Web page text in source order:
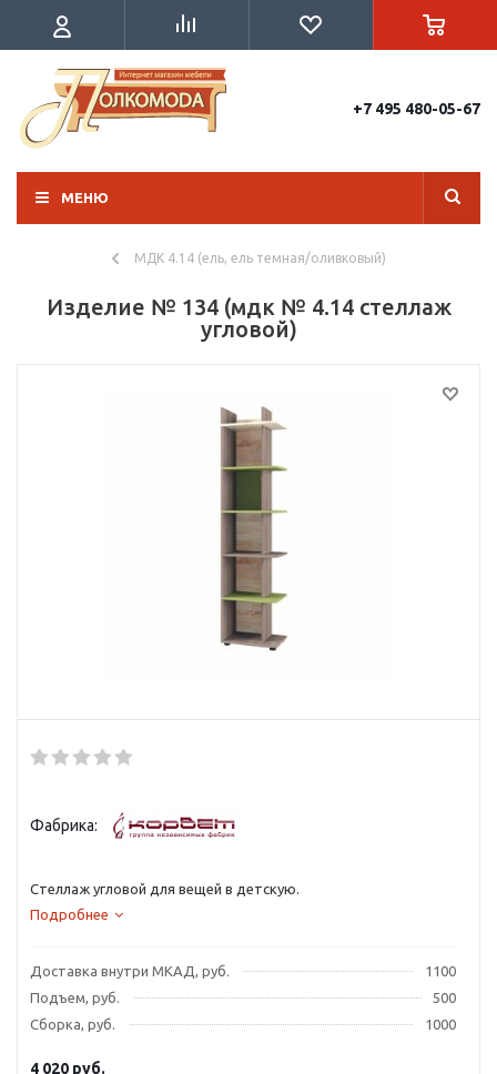
+7 495 480-05-67
МЕНЮ
МДК 4.14 (ель, ель темная/оливковый)
Изделие № 134 (мдк № 4.14 стеллаж
угловой)
Фабрика:
Стеллаж угловой для вещей в детскую.
Подробнее
Доставка внутри МКАД, руб.
1100
Подъем, руб.
500
Сборка, руб.
1000
4 020 руб.